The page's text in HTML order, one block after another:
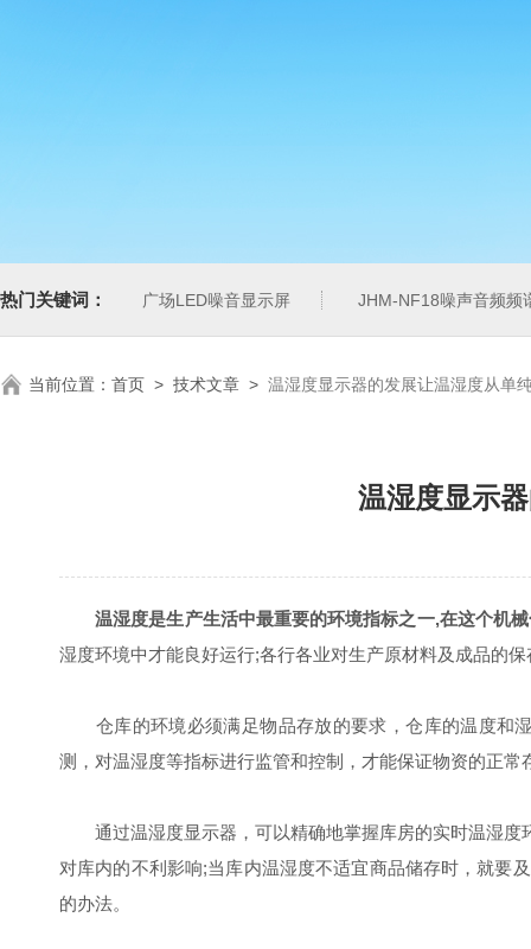
热门关键词： 广场LED噪音显示屏 JHM-NF18噪声音频频
当前位置： 首页 > 技术文章 > 温湿度显示器的发展让温湿度从单
温湿度显示
温湿度是生产生活中最重要的环境指标之一,在这个机
湿度环境中才能良好运行;各行各业对生产原材料及成品的
仓库的环境必须满足物品存放的要求，仓库的温度和湿
测，对温湿度等指标进行监管和控制，才能保证物资的正
通过温湿度显示器，可以精确地掌握库房的实时温湿度
对库内的不利影响;当库内温湿度不适宜商品储存时，就要
的办法。